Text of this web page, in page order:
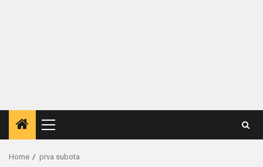
Primary
Menu
Home prva subota